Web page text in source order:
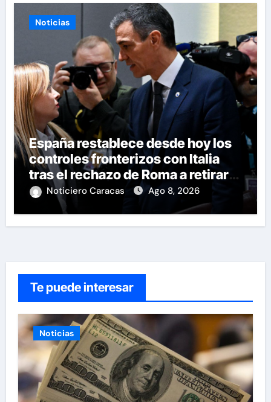
Noticias
España restablece desde hoy los
controles fronterizos con Italia
tras el rechazo de Roma a retirar
las restricciones
Noticiero Caracas Ago 8, 2026
Te puede interesar
Noticias